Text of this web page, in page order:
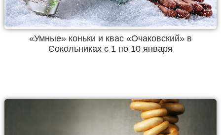
«Умные» коньки и квас «Очаковский» в
Сокольниках с 1 по 10 января